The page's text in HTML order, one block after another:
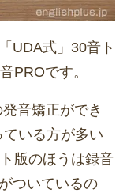
UDA式」30音ト
PROです。
音矯正ができ
いる方が多い
版のほうは録音
ついているの